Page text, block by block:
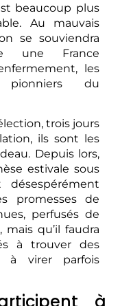
beaucoup plus
Au mauvais
se souviendra
une France
les
du
trois jours
ils sont les
Depuis lors,
estivale sous
promesses de
perfusés de
qu’il faudra
à trouver des
à virer parfois